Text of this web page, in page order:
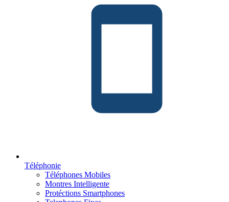
Téléphonie
Téléphones Mobiles
Montres Intelligente
Protéctions Smartphones